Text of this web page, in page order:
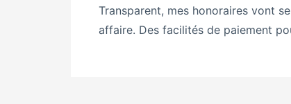
Transparent, mes honoraires vont
affaire. Des facilités de paiement